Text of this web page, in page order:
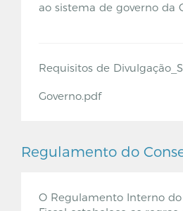
ao sistema de governo da
Requisitos de
Governo.pdf
Regulamento do
O Regulamento Interno